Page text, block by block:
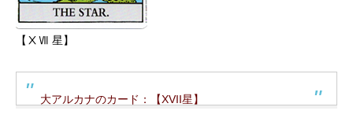
【ⅩⅦ 星】
大アルカナのカード：【XVII星】